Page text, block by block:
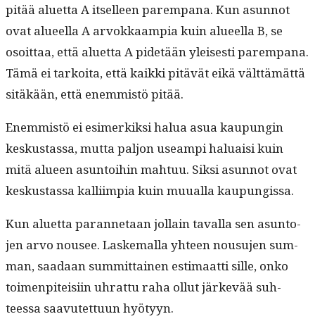
pitää aluet­ta A itselleen parem­pana. Kun asun­not
ovat alueel­la A arvokkaampia kuin alueel­la B, se
osoit­taa, että aluet­ta A pide­tään yleis­es­ti parem­pana.
Tämä ei tarkoi­ta, että kaik­ki pitävät eikä vält­tämät­tä
sitäkään, että enem­mistö pitää.
Enem­mistö ei esimerkik­si halua asua kaupun­gin
keskus­tas­sa, mut­ta paljon use­ampi halu­aisi kuin
mitä alueen asun­toi­hin mah­tuu. Sik­si asun­not ovat
keskus­tas­sa kalli­impia kuin muual­la kaupungissa.
Kun aluet­ta paran­netaan jol­lain taval­la sen asun­to­
jen arvo nousee. Laske­mal­la yhteen nousu­jen sum­
man, saadaan sum­mit­tainen esti­maat­ti sille, onko
toimen­piteisi­in uhrat­tu raha ollut järkevää suh­
teessa saavutet­tuun hyötyyn.